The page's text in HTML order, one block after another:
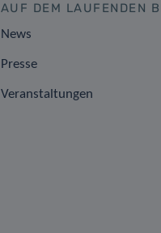
AUF DEM LAUFENDEN
News
Presse
Veranstaltungen